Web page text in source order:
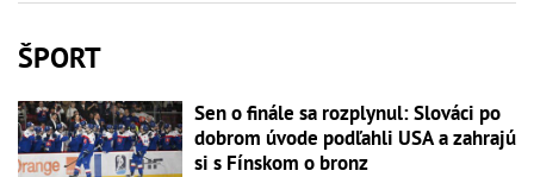
ŠPORT
Sen o finále sa rozplynul: Slováci po
dobrom úvode podľahli USA a zahrajú
si s Fínskom o bronz